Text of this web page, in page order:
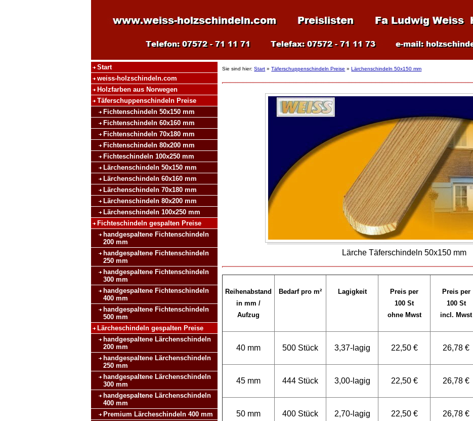
Start
weiss-holzschindeln.com
Holzfarben aus Norwegen
Täferschuppenschindeln Preise
Fichtenschindeln 50x150 mm
Fichtenschindeln 60x160 mm
Fichtenschindeln 70x180 mm
Fichtenschindeln 80x200 mm
Fichteschindeln 100x250 mm
Lärchenschindeln 50x150 mm
Lärchenschindeln 60x160 mm
Lärchenschindeln 70x180 mm
Lärchenschindeln 80x200 mm
Lärchenschindeln 100x250 mm
Fichteschindeln gespalten Preise
handgespaltene Fichtenschindeln
200 mm
handgespaltene Fichtenschindeln
250 mm
handgespaltene Fichtenschindeln
300 mm
handgespaltene Fichtenschindeln
400 mm
handgespaltene Fichtenschindeln
500 mm
Lärcheschindeln gespalten Preise
handgespaltene Lärchenschindeln
200 mm
handgespaltene Lärchenschindeln
250 mm
handgespaltene Lärchenschindeln
300 mm
handgespaltene Lärchenschindeln
400 mm
Premium Lärcheschindeln 400 mm
Sie sind hier:Start »Täferschuppenschindeln Preise »Lärchenschindeln 50x150 mm
Lärche Täferschindeln 50x150 mm
Reihenabstand
in mm /
Aufzug
Bedarf pro m² Lagigkeit
Preis per
100 St
ohne Mwst
Preis per
100 St
incl. Mwst
40 mm 500 Stück 3,37-lagig 22,50 € 26,78 €
45 mm 444 Stück 3,00-lagig 22,50 € 26,78 €
50 mm 400 Stück 2,70-lagig 22,50 € 26,78 €